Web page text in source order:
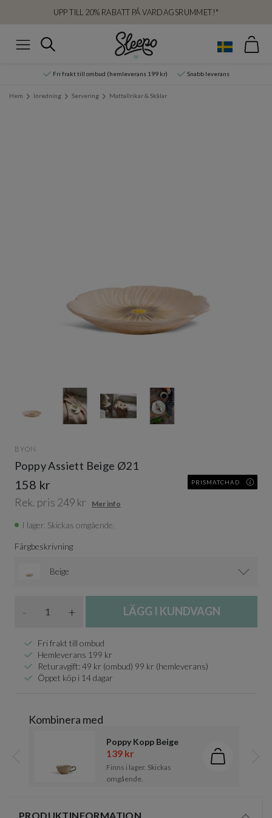
UPP TILL 20% RABATT PÅ VARDAGSRUMMET!*
Sök
Fri frakt till ombud (hemleverans 199 kr) Snabb leverans
Hem Inredning Servering Mattallrikar & Skålar
BYON
Poppy Assiett Beige Ø21
158 kr PRISMATCHAD
Rek. pris 249 kr Mer info
I lager. Skickas omgående.
Färgbeskrivning
Beige
- + LÄGG I KUNDVAGN
Fri frakt till ombud
Hemleverans 199 kr
Returavgift: 49 kr (ombud) 99 kr (hemleverans)
Öppet köp i 14 dagar
Kombinera med
Poppy Kopp Beige
139 kr
Finns i lager. Skickas
omgående.
Lägg i
Föregående
of
PRODUKTINFORMATION